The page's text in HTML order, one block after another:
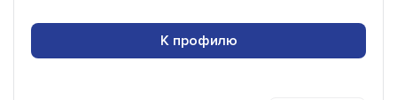
К профилю